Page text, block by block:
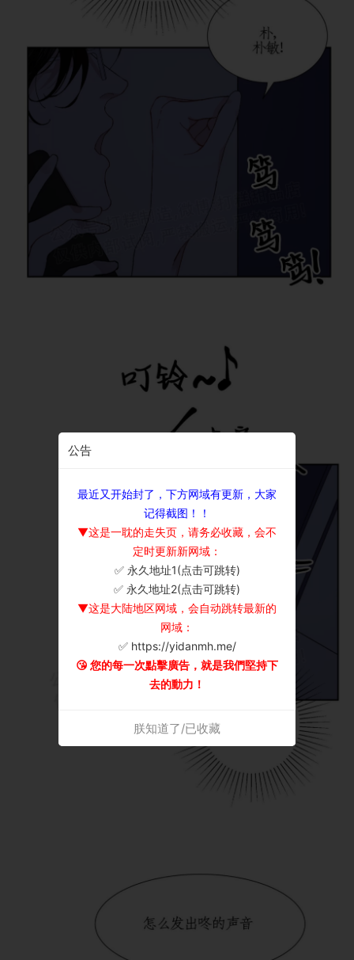
公告
最近又开始封了，下方网域有更新，大家
记得截图！！
▼这是一耽的走失页，请务必收藏，会不
定时更新新网域：
✅ 永久地址1(点击可跳转)
✅ 永久地址2(点击可跳转)
▼这是大陆地区网域，会自动跳转最新的
网域：
✅ https://yidanmh.me/
😘 您的每一次點擊廣告，就是我們堅持下
去的動力！
朕知道了/已收藏